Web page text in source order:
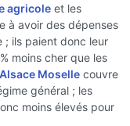
agricole et les
à avoir des dépenses
; ils paient donc leur
moins cher que les
Moselle couvre
général ; les
moins élevés pour